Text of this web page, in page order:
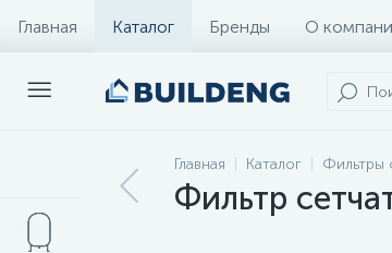
Главная Каталог Бренды О
Главная Каталог Фильтры
Фильтр